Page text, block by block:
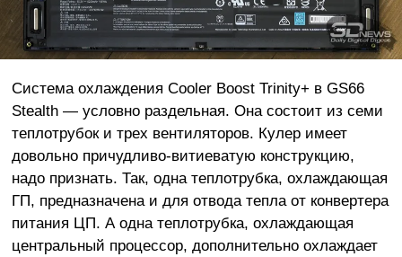
Система охлаждения Cooler Boost Trinity+ в GS66
Stealth — условно раздельная. Она состоит из семи
теплотрубок и трех вентиляторов. Кулер имеет
довольно причудливо-витиеватую конструкцию,
надо признать. Так, одна теплотрубка, охлаждающая
ГП, предназначена и для отвода тепла от конвертера
питания ЦП. А одна теплотрубка, охлаждающая
центральный процессор, дополнительно охлаждает